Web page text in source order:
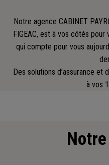
Notre agence CABINET
FIGEAC, est à vos côtés pour
qui compte pour vous
Des solutions d’assurance et
à vos
Notre